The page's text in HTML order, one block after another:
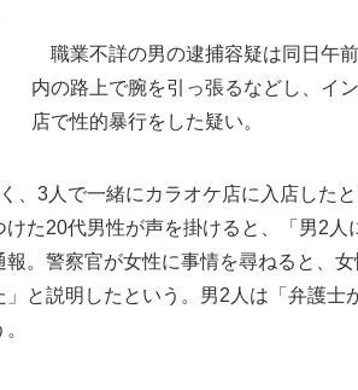
女性に性的暴行＝さいたま市大宮区
職業不詳の男の逮捕容疑は同日午
内の路上で腕を引っ張るなどし、イ
店で性的暴行をした疑い。
、3人で一緒にカラオケ店に入店した
た20代男性が声を掛けると、「男2人
。警察官が女性に事情を尋ねると、
と説明したという。男2人は「弁護士